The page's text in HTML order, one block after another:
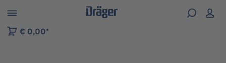
der B2B-Plattform springen
€ 0,00*